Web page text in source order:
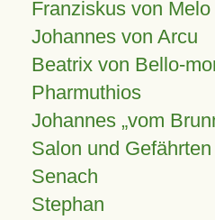
Franziskus von Melo
Johannes von Arcu
Beatrix von Bello-
Pharmuthios
Johannes vom
Salon und Gefährten
Senach
Stephan